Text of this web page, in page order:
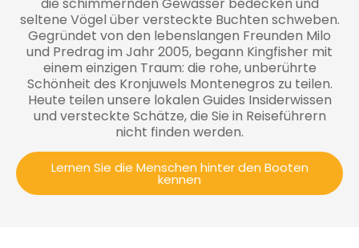
seltene Vögel über versteckte Buchten schweben.
Gegründet von den lebenslangen Freunden Milo
und Predrag im Jahr 2005, begann Kingfisher mit
einem einzigen Traum: die rohe, unberührte
Schönheit des Kronjuwels Montenegros zu teilen.
Heute teilen unsere lokalen Guides Insiderwissen
und versteckte Schätze, die Sie in Reiseführern
nicht finden werden.
Lernen Sie die Menschen hinter den Booten
kennen